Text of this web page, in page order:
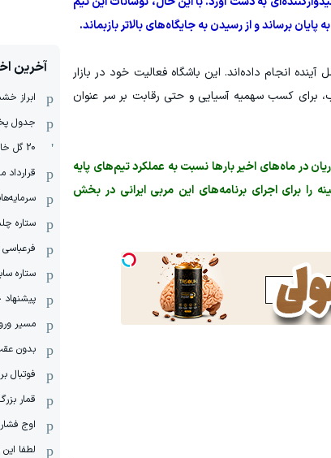
برساند و از رسیدن به جایگاه‌های بالاتر بازبماند.
انجام داده‌اند. این باشگاه فعالیت خود در بازار
برای کسب سهمیه آسیایی و حتی رقابت بر سر عنوان
در ماه‌های اخیر بارها نسبت به عملکرد تیم‌های پایه
را برای اجرای برنامه‌های این مربی ایرانی در بخش
آخرین
ابراز
جدول پخش
20 گل خارق العاده توپچی‌های لندن
ستاره
ستاره
مسیر
بدون
فوتبال
قمار
اوج
لطفا